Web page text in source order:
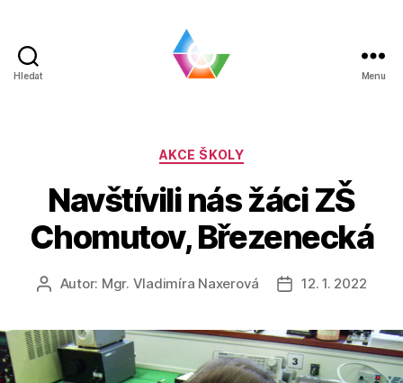
Hledat
a
VOŠ
Chomutov
Menu
Rubriky
AKCE ŠKOLY
Navštívili nás žáci ZŠ
Chomutov, Březenecká
AutorAutor: Mgr. Vladimíra Naxerová
Datum
12. 1. 2022